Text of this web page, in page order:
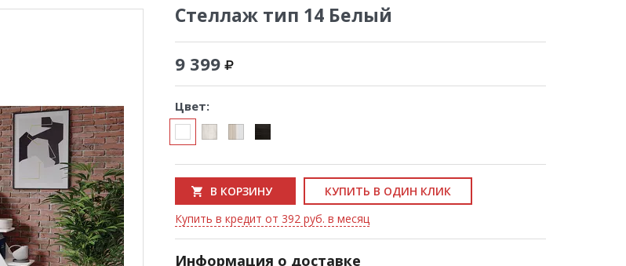
Стеллаж тип 14 Белый
9 399
Цвет:
В КОРЗИНУ
КУПИТЬ В ОДИН КЛИК
Купить в кредит от 392 руб. в месяц
Информация о доставке